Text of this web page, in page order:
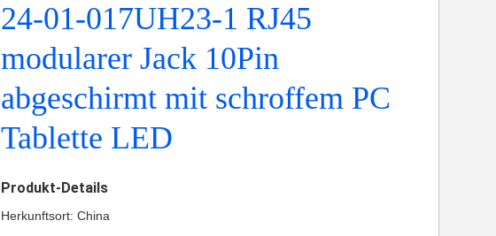
24-01-017UH23-1 RJ45
modularer Jack 10Pin
abgeschirmt mit schroffem PC
Tablette LED
Produkt-Details
Herkunftsort: China